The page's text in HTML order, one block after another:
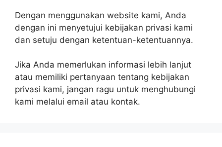
Dengan menggunakan website kami, Anda
dengan ini menyetujui kebijakan privasi kami
dan setuju dengan ketentuan-ketentuannya.
Jika Anda memerlukan informasi lebih lanjut
atau memiliki pertanyaan tentang kebijakan
privasi kami, jangan ragu untuk menghubungi
kami melalui email atau kontak.